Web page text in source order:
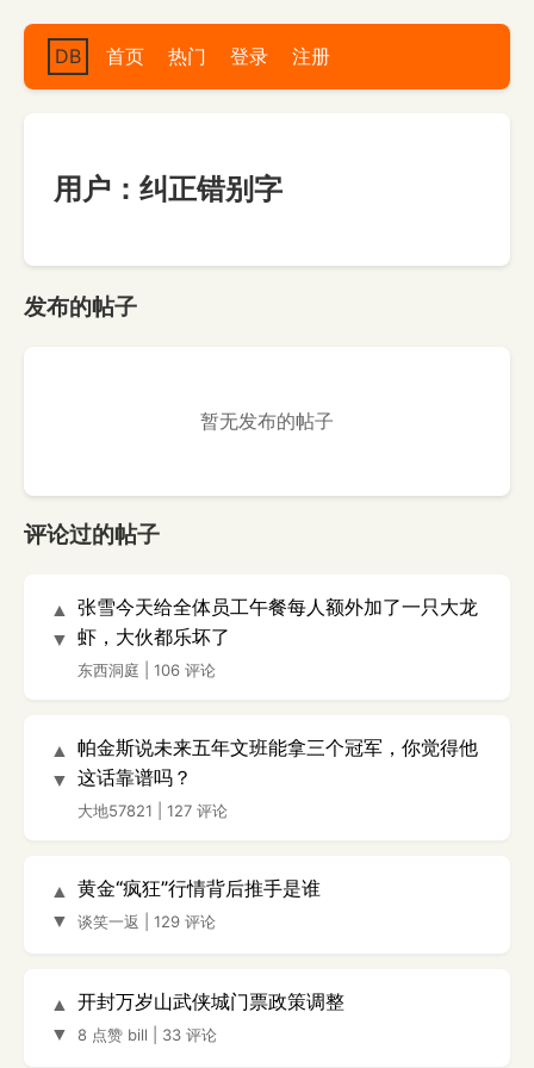
DB 首页 热门 登录 注册
用户：纠正错别字
发布的帖子
暂无发布的帖子
评论过的帖子
▲
▼
张雪今天给全体员工午餐每人额外加了一只大龙
虾，大伙都乐坏了
东西洞庭 106 评论
▲
▼
帕金斯说未来五年文班能拿三个冠军，你觉得他
这话靠谱吗？
大地57821 127 评论
▲
▼
黄金“疯狂”行情背后推手是谁
谈笑一返 129 评论
▲
▼
开封万岁山武侠城门票政策调整
8 点赞 bill 33 评论